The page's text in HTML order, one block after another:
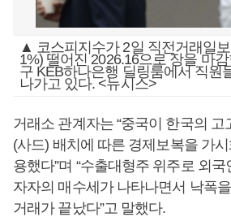
▲ 코스피지수가 2일 직전거래일
1%) 떨어진 2026.16으로 장을 마
구 KEB하나은행 딜링룸에서 직원
나가고 있다. <뉴시스>
거래소 관계자는 “중국이 한국의 고
(사드) 배치에 따른 경제보복을 가
용했다”며 “수출대형주 위주로 외
자자의 매수세가 나타나면서 낙폭
거래가 끝났다”고 말했다.